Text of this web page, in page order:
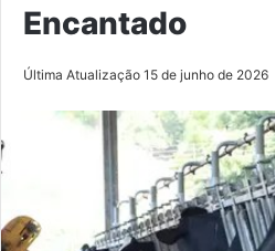
Encantado
Última Atualização 15 de junho de 2026